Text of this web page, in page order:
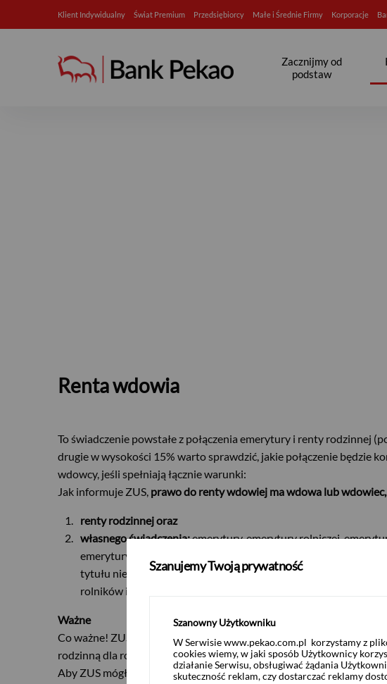
Klient Indywidualny Świat Premium Przedsiębiorcy Małe i Średnie Firmy Korporacje
Zacznijmy od
podstaw
Renta wdowia
To świadczenie powstałe z połączenia emerytury i renty rodzinnej
drugie w wysokości 15% warto sprawdzić, jakie połączenie będzie
wdowcy, jeśli spełniają łącznie warunki:
Jak informuje ZUS, prawo do renty wdowiej ma wdowa lub
renty rodzinnej oraz
własnego świadczenia:emerytury, emerytury rolniczej,
emerytury policyjnej, zasiłku przedemerytalnego, świadczenia
tytułu niezdolności do pracy, w tym renty szkoleniowej, renty
rolników indywidualnych i członków ich rodzin, wojskowej
Ważne
Co ważne! ZUS na równi z rentą rodzinną traktuje nie tylko tę,
rodzinną dla rolników, a także wojskową rentę rodzinną oraz
Aby ZUS mógł wypłacić rentę wdowią (czyli inne świadczenie
USD
EUR
CHF
Szanujemy Twoją prywatność
Szanowny Użytkowniku
W Serwisie www.pekao.com.pl korzystamy z
cookies wiemy, w jaki sposób Użytkownicy
działanie Serwisu, obsługiwać żądania
skuteczność reklam, czy dostarczać reklamy